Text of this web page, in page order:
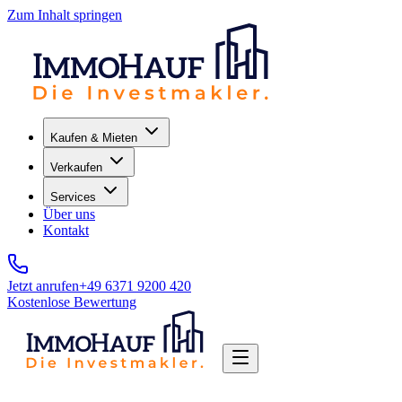
Zum Inhalt springen
Kaufen & Mieten
Verkaufen
Services
Über uns
Kontakt
Jetzt anrufen+49 6371 9200 420
Kostenlose Bewertung